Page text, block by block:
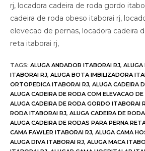
rj, locadora cadeira de roda gordo
cadeira de roda obeso itaborai rj,
elevecao de pernas, locadora cadeira
reta itaborai rj,
TAGS: ALUGA ANDADOR ITABORAI RJ, ALUGA
ITABORAI RJ, ALUGA BOTA IMBILIZADORA
ORTOPEDICA ITABORAI RJ, ALUGA CADEIRA
ALUGA CADEIRA DE RODA COM ELEVACAO
ALUGA CADEIRA DE RODA GORDO ITABORAI
RODA ITABORAI RJ, ALUGA CADEIRA DE
ALUGA CADEIRA DE RODAS PARA PERNA
CAMA FAWLER ITABORAI RJ, ALUGA CAMA
ALUGA DIVA ITABORAI RJ, ALUGA MACA